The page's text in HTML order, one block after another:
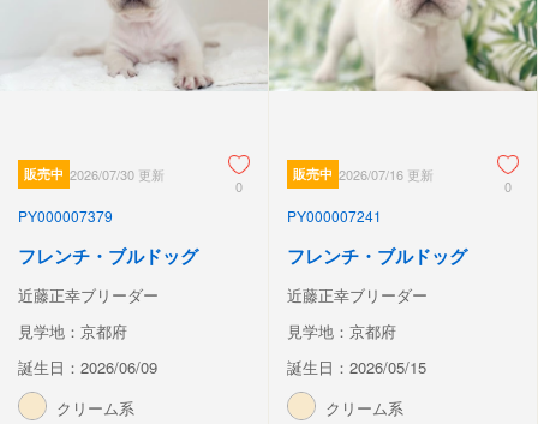
販売中 2026/07/30 更新
0
PY000007379
フレンチ・ブルドッグ
近藤正幸ブリーダー
見学地：京都府
誕生日：2026/06/09
クリーム系
販売中 2026/07/16 更新
0
PY000007241
フレンチ・ブルドッグ
近藤正幸ブリーダー
見学地：京都府
誕生日：2026/05/15
クリーム系